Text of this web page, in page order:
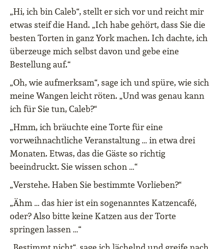
„Hi, ich bin Caleb“, stellt er sich vor und reicht mir
etwas steif die Hand. „Ich habe gehört, dass Sie die
besten Torten in ganz York machen. Ich dachte, ich
überzeuge mich selbst davon und gebe eine
Bestellung auf.“
„Oh, wie aufmerksam“, sage ich und spüre, wie sich
meine Wangen leicht röten. „Und was genau kann
ich für Sie tun, Caleb?“
„Hmm, ich bräuchte eine Torte für eine
vorweihnachtliche Veranstaltung … in etwa drei
Monaten. Etwas, das die Gäste so richtig
beeindruckt. Sie wissen schon …“
„Verstehe. Haben Sie bestimmte Vorlieben?“
„Ähm … das hier ist ein sogenanntes Katzencafé,
oder? Also bitte keine Katzen aus der Torte
springen lassen …“